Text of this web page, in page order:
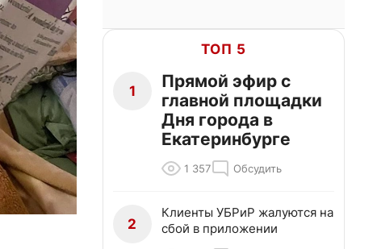
ТОП 5
1
Прямой эфир с
главной площадки
Дня города в
Екатеринбурге
1 357 Обсудить
2
Клиенты УБРиР жалуются на
сбой в приложении